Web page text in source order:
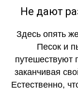
Не дают
Здесь опять
Песок и
путешествуют
заканчивая
Естественно,